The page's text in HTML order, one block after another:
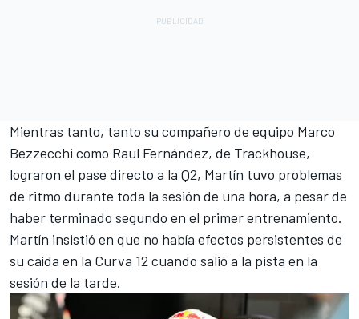
Mientras tanto, tanto su compañero de equipo Marco
Bezzecchi como Raul Fernández, de Trackhouse,
lograron el pase directo a la Q2, Martín tuvo problemas
de ritmo durante toda la sesión de una hora, a pesar de
haber terminado segundo en el primer entrenamiento.
Martín insistió en que no había efectos persistentes de
su caída en la Curva 12 cuando salió a la pista en la
sesión de la tarde.